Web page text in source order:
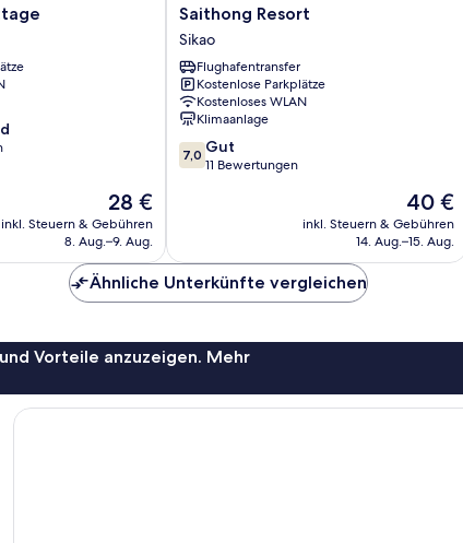
Der
Preis
beträgt
28 €
inkl. Steuern & Gebühren
8. Aug.–9. Aug.
Saithong
Resort
Sikao
Saithong Resort
Sikao
Flughafentransfer
Kostenlose Parkplätze
Kostenloses WLAN
Klimaanlage
7.0
von
7,0 Gut
11 Bewertungen
Der
Preis
beträgt
40 €
inkl. Steuern & Gebühren
14. Aug.–15. Aug.
Ähnliche Unterkünfte vergleichen
Vorteile anzuzeigen. Mehr